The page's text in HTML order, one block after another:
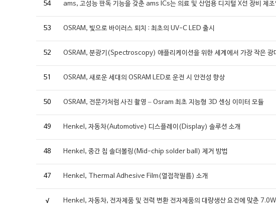
54 ams, 고성능 판독 기능을 갖춘 ams ICs는 의료 및 산업용 디지털 X선 장비 제
53 OSRAM, 빛으로 바이러스 퇴치 : 최초의 UV-C LED 출시
52 OSRAM, 분광기(Spectroscopy) 애플리케이션을 위한 세계에서 가장 작은 광
51 OSRAM, 새로운 세대의 OSRAM LED로 운전 시 안전성 향상
50 OSRAM, 전문가처럼 사진 촬영 – Osram 최초 지능형 3D 센싱 이미터 모듈
49 Henkel, 자동차(Automotive) 디스플레이(Display) 솔루션 소개
48 Henkel, 중간 칩 솔더볼링(Mid-chip solder ball) 제거 방법
47 Henkel, Thermal Adhesive Film(열접착필름) 소개
√ Henkel, 자동차, 전자제품 및 전력 변환 전자제품의 대량생산 요건에 맞춘